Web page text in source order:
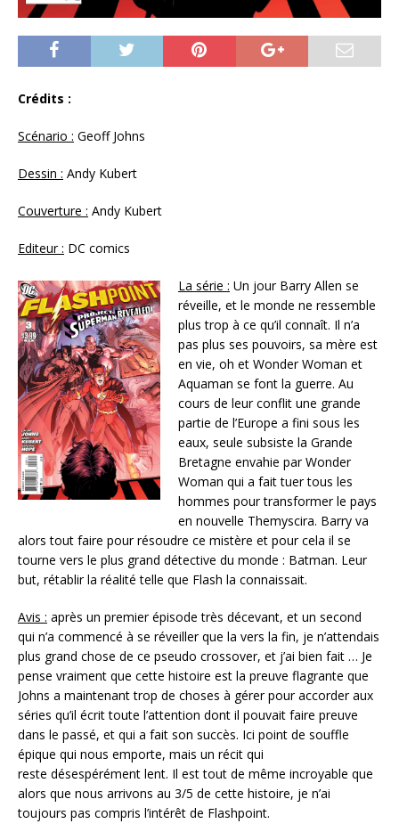
Crédits :
Scénario : Geoff Johns
Dessin : Andy Kubert
Couverture : Andy Kubert
Editeur : DC comics
La série : Un jour Barry Allen se
réveille, et le monde ne ressemble
plus trop à ce qu’il connaît. Il n’a
pas plus ses pouvoirs, sa mère est
en vie, oh et Wonder Woman et
Aquaman se font la guerre. Au
cours de leur conflit une grande
partie de l’Europe a fini sous les
eaux, seule subsiste la Grande
Bretagne envahie par Wonder
Woman qui a fait tuer tous les
hommes pour transformer le pays
en nouvelle Themyscira. Barry va
alors tout faire pour résoudre ce mistère et pour cela il se
tourne vers le plus grand détective du monde : Batman. Leur
but, rétablir la réalité telle que Flash la connaissait.
Avis : après un premier épisode très décevant, et un second
qui n’a commencé à se réveiller que la vers la fin, je n’attendais
plus grand chose de ce pseudo crossover, et j’ai bien fait … Je
pense vraiment que cette histoire est la preuve flagrante que
Johns a maintenant trop de choses à gérer pour accorder aux
séries qu’il écrit toute l’attention dont il pouvait faire preuve
dans le passé, et qui a fait son succès. Ici point de souffle
épique qui nous emporte, mais un récit qui
reste désespérément lent. Il est tout de même incroyable que
alors que nous arrivons au 3/5 de cette histoire, je n’ai
toujours pas compris l’intérêt de Flashpoint.